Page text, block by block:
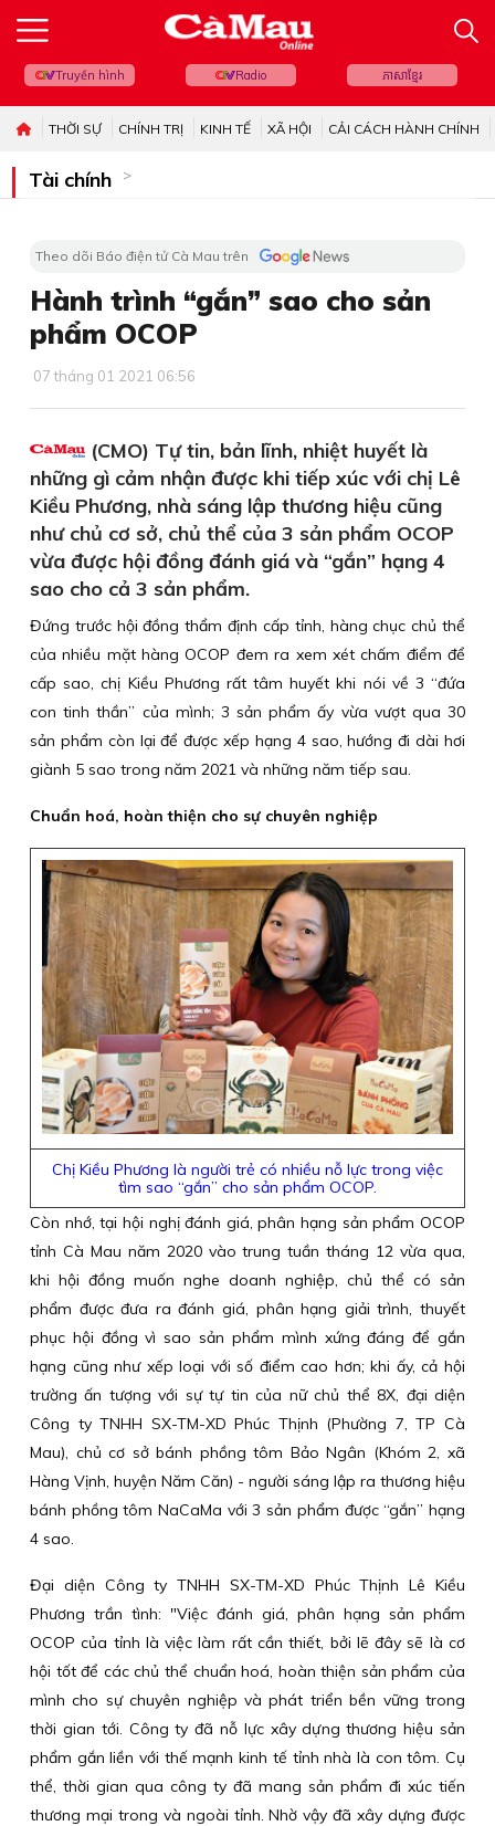
Truyền hình Radio ភាសាខ្មែរ
THỜI SỰ CHÍNH TRỊ KINH TẾ XÃ HỘI CẢI CÁCH HÀNH CHÍNH
Tài chính
Theo dõi Báo điện tử Cà Mau trên
Hành trình “gắn” sao cho sản
phẩm OCOP
07 tháng 01 2021 06:56
(CMO) Tự tin, bản lĩnh, nhiệt huyết là
những gì cảm nhận được khi tiếp xúc với chị Lê
Kiều Phương, nhà sáng lập thương hiệu cũng
như chủ cơ sở, chủ thể của 3 sản phẩm OCOP
vừa được hội đồng đánh giá và “gắn” hạng 4
sao cho cả 3 sản phẩm.
Đứng trước hội đồng thẩm định cấp tỉnh, hàng chục chủ thể
của nhiều mặt hàng OCOP đem ra xem xét chấm điểm để
cấp sao, chị Kiều Phương rất tâm huyết khi nói về 3 “đứa
con tinh thần” của mình; 3 sản phẩm ấy vừa vượt qua 30
sản phẩm còn lại để được xếp hạng 4 sao, hướng đi dài hơi
giành 5 sao trong năm 2021 và những năm tiếp sau.
Chuẩn hoá, hoàn thiện cho sự chuyên nghiệp
Chị Kiều Phương là người trẻ có nhiều nỗ lực trong việc
tìm sao “gắn” cho sản phẩm OCOP.
Còn nhớ, tại hội nghị đánh giá, phân hạng sản phẩm OCOP
tỉnh Cà Mau năm 2020 vào trung tuần tháng 12 vừa qua,
khi hội đồng muốn nghe doanh nghiệp, chủ thể có sản
phẩm được đưa ra đánh giá, phân hạng giải trình, thuyết
phục hội đồng vì sao sản phẩm mình xứng đáng để gắn
hạng cũng như xếp loại với số điểm cao hơn; khi ấy, cả hội
trường ấn tượng với sự tự tin của nữ chủ thể 8X, đại diện
Công ty TNHH SX-TM-XD Phúc Thịnh (Phường 7, TP Cà
Mau), chủ cơ sở bánh phồng tôm Bảo Ngân (Khóm 2, xã
Hàng Vịnh, huyện Năm Căn) - người sáng lập ra thương hiệu
bánh phồng tôm NaCaMa với 3 sản phẩm được “gắn” hạng
4 sao.
Đại diện Công ty TNHH SX-TM-XD Phúc Thịnh Lê Kiều
Phương trần tình: "Việc đánh giá, phân hạng sản phẩm
OCOP của tỉnh là việc làm rất cần thiết, bởi lẽ đây sẽ là cơ
hội tốt để các chủ thể chuẩn hoá, hoàn thiện sản phẩm của
mình cho sự chuyên nghiệp và phát triển bền vững trong
thời gian tới. Công ty đã nỗ lực xây dựng thương hiệu sản
phẩm gắn liền với thế mạnh kinh tế tỉnh nhà là con tôm. Cụ
thể, thời gian qua công ty đã mang sản phẩm đi xúc tiến
thương mại trong và ngoài tỉnh. Nhờ vậy đã xây dựng được